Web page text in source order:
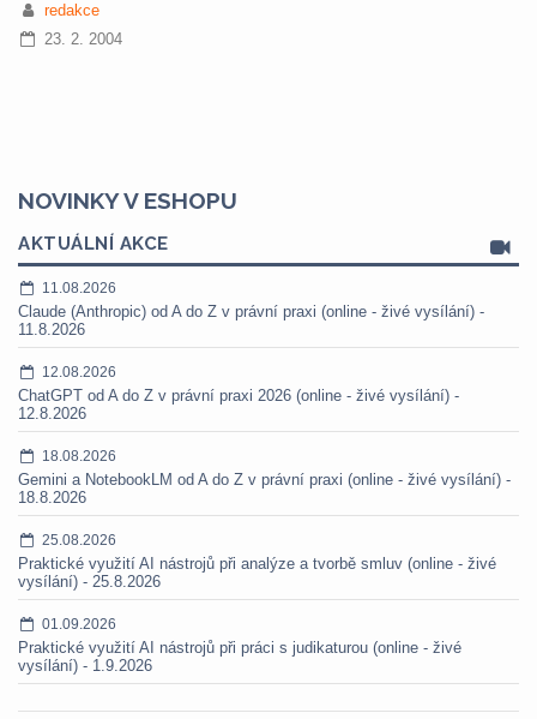
redakce
23. 2. 2004
NOVINKY V ESHOPU
AKTUÁLNÍ AKCE
11.08.2026
Claude (Anthropic) od A do Z v právní praxi (online - živé vysílání) -
11.8.2026
12.08.2026
ChatGPT od A do Z v právní praxi 2026 (online - živé vysílání) -
12.8.2026
18.08.2026
Gemini a NotebookLM od A do Z v právní praxi (online - živé vysílání) -
18.8.2026
25.08.2026
Praktické využití AI nástrojů při analýze a tvorbě smluv (online - živé
vysílání) - 25.8.2026
01.09.2026
Praktické využití AI nástrojů při práci s judikaturou (online - živé
vysílání) - 1.9.2026